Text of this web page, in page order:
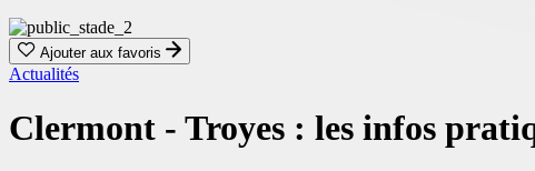
Ajouter aux favoris
Actualités
Clermont - Troyes : les infos